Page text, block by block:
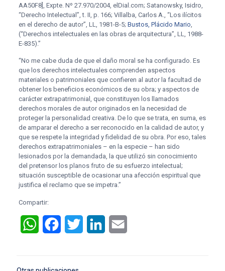
AA50F8], Expte. Nº 27.970/2004, elDial.com; Satanowsky, Isidro,
“Derecho Intelectual”, t. II, p. 166; Villalba, Carlos A., “Los ilícitos
en el derecho de autor”, LL, 1981-B-5; Bustos, Plácido Mario,
(“Derechos intelectuales en las obras de arquitectura”, LL, 1988-
E-835).”
“No me cabe duda de que el daño moral se ha configurado. Es
que los derechos intelectuales comprenden aspectos
materiales o patrimoniales que confieren al autor la facultad de
obtener los beneficios económicos de su obra; y aspectos de
carácter extrapatrimonial, que constituyen los llamados
derechos morales de autor originados en la necesidad de
proteger la personalidad creativa. De lo que se trata, en suma, es
de amparar el derecho a ser reconocido en la calidad de autor, y
que se respete la integridad y fidelidad de su obra. Por eso, tales
derechos extrapatrimoniales – en la especie – han sido
lesionados por la demandada, la que utilizó sin conocimiento
del pretensor los planos fruto de su esfuerzo intelectual;
situación susceptible de ocasionar una afección espiritual que
justifica el reclamo que se impetra.”
Compartir:
WhatsAppFacebookTwitter LinkedIn